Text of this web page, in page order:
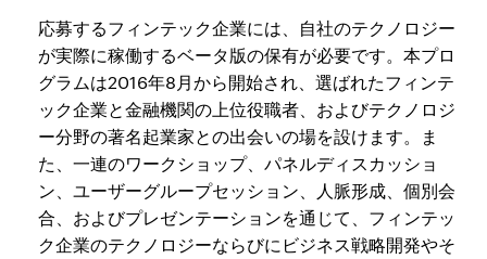
応募するフィンテック企業には、自社のテクノロジー
が実際に稼働するベータ版の保有が必要です。本プロ
グラムは2016年8月から開始され、選ばれたフィンテ
ック企業と金融機関の上位役職者、およびテクノロジ
ー分野の著名起業家との出会いの場を設けます。ま
た、一連のワークショップ、パネルディスカッショ
ン、ユーザーグループセッション、人脈形成、個別会
合、およびプレゼンテーションを通じて、フィンテッ
ク企業のテクノロジーならびにビジネス戦略開発やそ